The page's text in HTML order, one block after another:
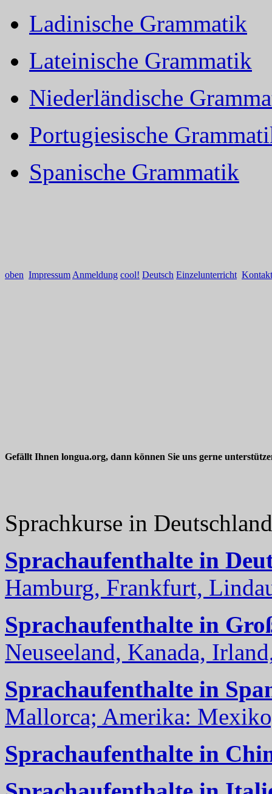
Ladinische Grammatik
Lateinische Grammatik
Niederländische
Portugiesische
Spanische Grammatik
oben Impressum Anmeldung cool! Deutsch Einzelunterricht Kontakt
Gefällt Ihnen longua.org, dann können Sie uns gerne
Sprachkurse in
Sprachaufenthalte in
Hamburg, Frankfurt,
Sprachaufenthalte in
Neuseeland, Kanada,
Sprachaufenthalte in
Mallorca; Amerika:
Sprachaufenthalte in